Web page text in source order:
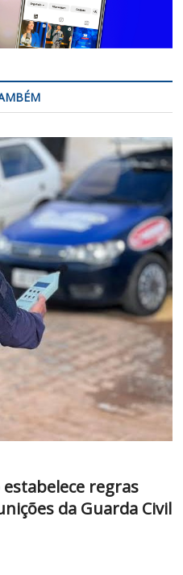
regras
da Guarda Civil